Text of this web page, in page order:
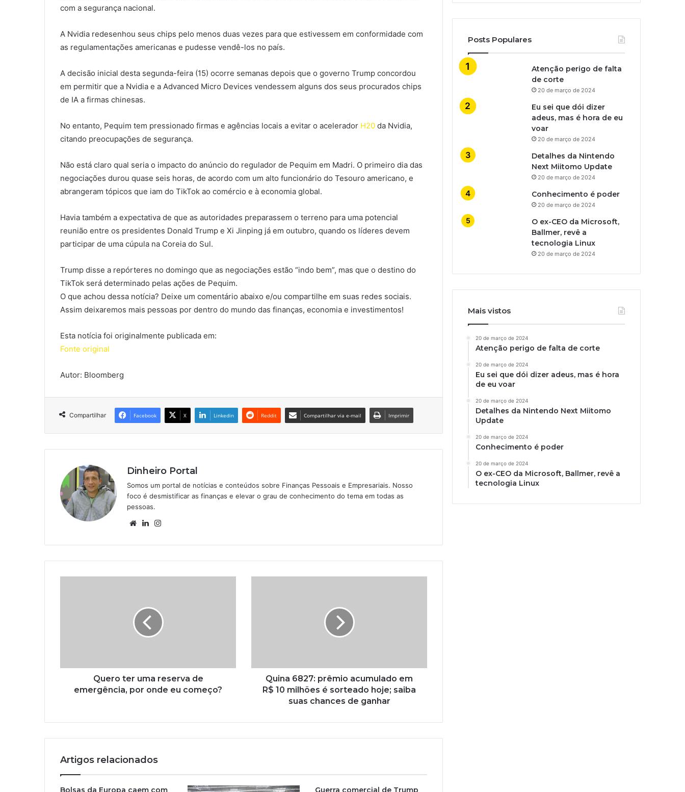
com a segurança nacional.
A Nvidia redesenhou seus chips pelo menos duas vezes para que estivessem em conformidade com
as regulamentações americanas e pudesse vendê-los no país.
A decisão inicial desta segunda-feira (15) ocorre semanas depois que o governo Trump concordou
em permitir que a Nvidia e a Advanced Micro Devices vendessem alguns dos seus procurados chips
de IA a firmas chinesas.
No entanto, Pequim tem pressionado firmas e agências locais a evitar o acelerador H20 da Nvidia,
citando preocupações de segurança.
Não está claro qual seria o impacto do anúncio do regulador de Pequim em Madri. O primeiro dia das
negociações durou quase seis horas, de acordo com um alto funcionário do Tesouro americano, e
abrangeram tópicos que iam do TikTok ao comércio e à economia global.
Havia também a expectativa de que as autoridades preparassem o terreno para uma potencial
reunião entre os presidentes Donald Trump e Xi Jinping já em outubro, quando os líderes devem
participar de uma cúpula na Coreia do Sul.
Trump disse a repórteres no domingo que as negociações estão “indo bem”, mas que o destino do
TikTok será determinado pelas ações de Pequim.
O que achou dessa notícia? Deixe um comentário abaixo e/ou compartilhe em suas redes sociais.
Assim deixaremos mais pessoas por dentro do mundo das finanças, economia e investimentos!
Esta notícia foi originalmente publicada em:
Fonte original
Autor: Bloomberg
Compartilhar Facebook X Linkedin Reddit Compartilhar via e-mail Imprimir
Dinheiro Portal
Somos um portal de notícias e conteúdos sobre Finanças Pessoais e Empresariais. Nosso
foco é desmistificar as finanças e elevar o grau de conhecimento do tema em todas as
pessoas.
WebsiteLinkedin
Quero ter uma reserva de
emergência, por onde eu começo?
Quina 6827: prêmio acumulado em
R$ 10 milhões é sorteado hoje; saiba
suas chances de ganhar
Artigos relacionados
Bolsas da Europa caem com Guerra comercial de Trump
Posts Populares
Atenção perigo de falta
de corte
20 de março de 2024
Eu sei que dói dizer
adeus, mas é hora de eu
voar
20 de março de 2024
Detalhes da Nintendo
Next Miitomo Update
20 de março de 2024
Conhecimento é poder
20 de março de 2024
O ex-CEO da Microsoft,
Ballmer, revê a
tecnologia Linux
20 de março de 2024
Mais vistos
20 de março de 2024
Atenção perigo de falta de corte
20 de março de 2024
Eu sei que dói dizer adeus, mas é hora
de eu voar
20 de março de 2024
Detalhes da Nintendo Next Miitomo
Update
20 de março de 2024
Conhecimento é poder
20 de março de 2024
O ex-CEO da Microsoft, Ballmer, revê a
tecnologia Linux